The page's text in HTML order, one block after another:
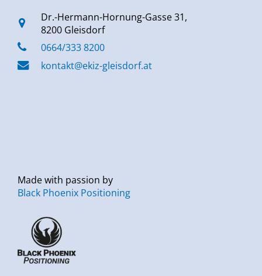
Dr.-Hermann-Hornung-Gasse 31,
8200 Gleisdorf
0664/333 8200
kontakt@ekiz-gleisdorf.at
Made with passion by
Black Phoenix Positioning